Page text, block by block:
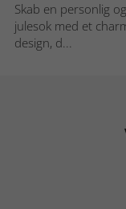
Skab en personlig
julesok med et
design, d...